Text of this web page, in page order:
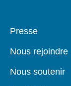
Pied
Presse
Nous rejoindre
Nous soutenir